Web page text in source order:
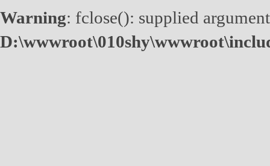
Warning: fclose(): supplied